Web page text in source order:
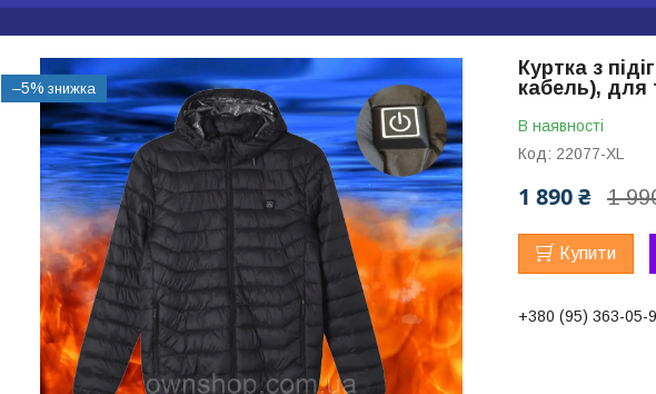
–5%
Куртка з
кабель), для
В наявності
Код: 22077-XL
1
1 890 ₴
Купити
+380 (95) 363-05-